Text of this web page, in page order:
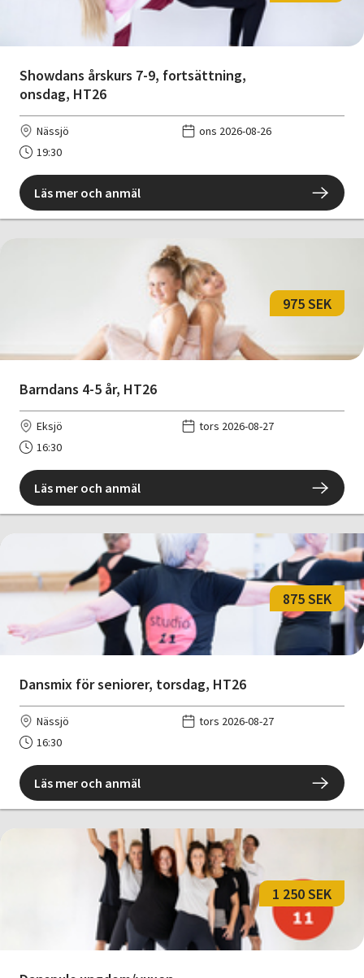
Showdans årskurs 7-9, fortsättning,
onsdag, HT26
Nässjö
ons 2026-08-26
19:30
Läs mer och anmäl
Barndans 4-5 år, HT26
975 SEK
Eksjö
tors 2026-08-27
16:30
Läs mer och anmäl
Dansmix för seniorer, torsdag, HT26
875 SEK
Nässjö
tors 2026-08-27
16:30
Läs mer och anmäl
1 250 SEK